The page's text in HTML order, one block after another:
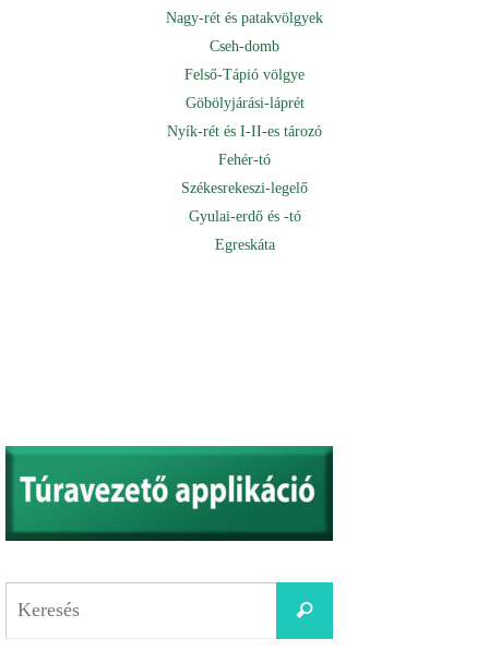
Nagy-rét és patakvölgyek
Cseh-domb
Felső-Tápió völgye
Göbölyjárási-láprét
Nyík-rét és I-II-es tározó
Fehér-tó
Székesrekeszi-legelő
Gyulai-erdő és -tó
Egreskáta